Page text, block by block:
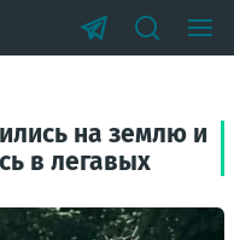
на землю и
в легавых